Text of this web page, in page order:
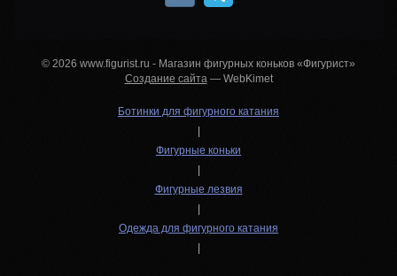
© 2026 www.figurist.ru - Магазин фигурных коньков «Фигурист»
Создание сайта — WebKimet
Ботинки для фигурного катания
|
Фигурные коньки
|
Фигурные лезвия
|
Одежда для фигурного катания
|